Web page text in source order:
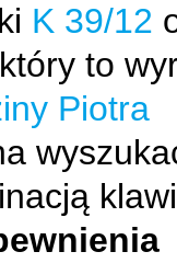
K 39/12
to
Piotra